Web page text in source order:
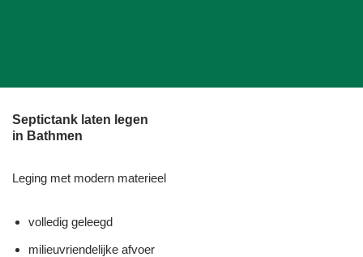
Septictank laten legen
in Bathmen
Leging met modern materieel
volledig geleegd
milieuvriendelijke afvoer